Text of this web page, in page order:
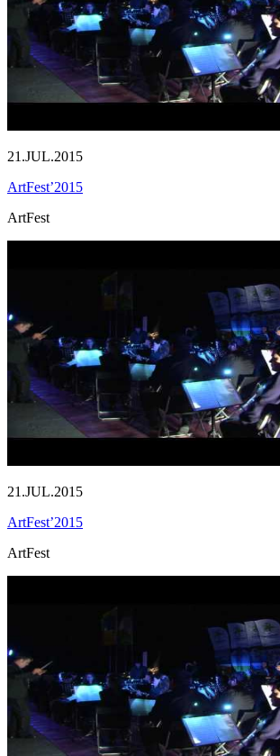
21.JUL.2015
ArtFest’2015
ArtFest
21.JUL.2015
ArtFest’2015
ArtFest